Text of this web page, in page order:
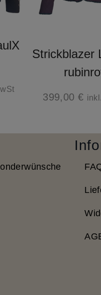
Strickblazer
399,00 €